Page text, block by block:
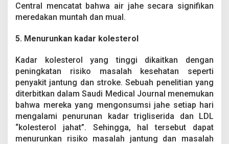
Central mencatat bahwa air jahe secara signifikan
meredakan muntah dan mual.
5. Menurunkan kadar kolesterol
Kadar kolesterol yang tinggi dikaitkan dengan
peningkatan risiko masalah kesehatan seperti
penyakit jantung dan stroke. Sebuah penelitian yang
diterbitkan dalam Saudi Medical Journal menemukan
bahwa mereka yang mengonsumsi jahe setiap hari
mengalami penurunan kadar trigliserida dan LDL
“kolesterol jahat”. Sehingga, hal tersebut dapat
menurunkan risiko masalah jantung dan masalah